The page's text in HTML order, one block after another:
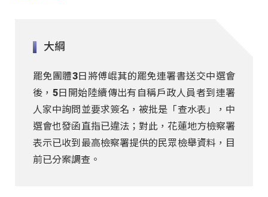
大綱
罷免團體3日將傅崐萁的罷免連署書送交中選會
後，5日開始陸續傳出有自稱戶政人員者到連署
人家中詢問並要求簽名，被批是「查水表」，中
選會也發函直指已違法；對此，花蓮地方檢察署
表示已收到最高檢察署提供的民眾檢舉資料，目
前已分案調查。